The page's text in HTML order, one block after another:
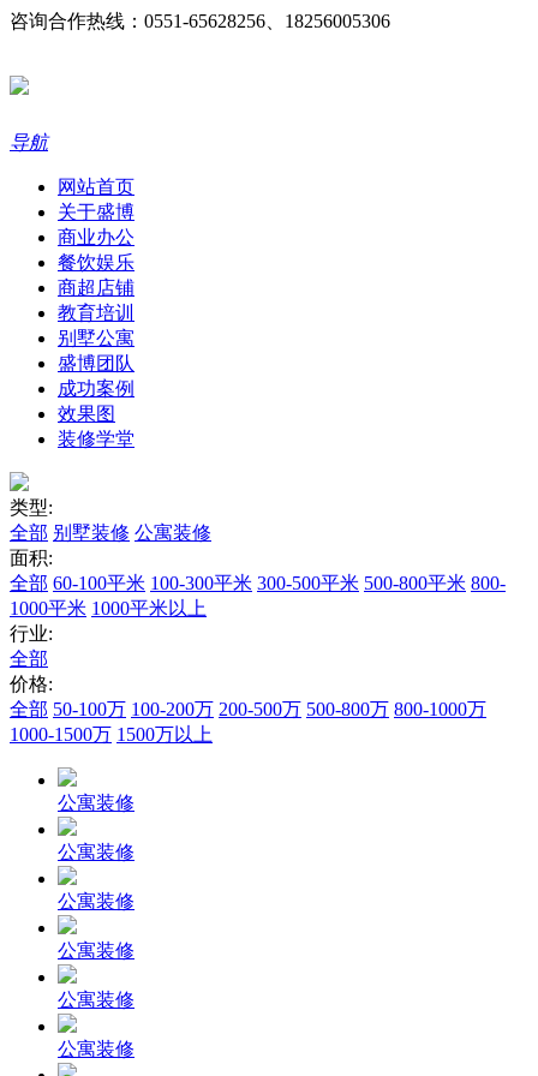
咨询合作热线：0551-65628256、18256005306
导航
网站首页
关于盛博
商业办公
餐饮娱乐
商超店铺
教育培训
别墅公寓
盛博团队
成功案例
效果图
装修学堂
类型:
全部 别墅装修 公寓装修
面积:
全部 60-100平米 100-300平米 300-500平米 500-800平米 800-
1000平米 1000平米以上
行业:
全部
价格:
全部 50-100万 100-200万 200-500万 500-800万 800-1000万
1000-1500万 1500万以上
公寓装修
公寓装修
公寓装修
公寓装修
公寓装修
公寓装修